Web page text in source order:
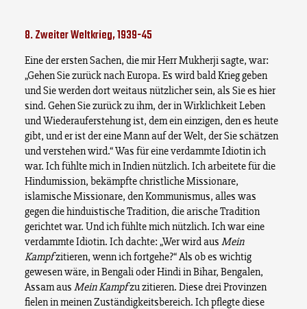
8. Zweiter Weltkrieg, 1939-45
Eine der ersten Sachen, die mir Herr Mukherji sagte, war:
„Gehen Sie zurück nach Europa. Es wird bald Krieg geben
und Sie werden dort weitaus nützlicher sein, als Sie es hier
sind. Gehen Sie zurück zu ihm, der in Wirklichkeit Leben
und Wiederauferstehung ist, dem ein einzigen, den es heute
gibt, und er ist der eine Mann auf der Welt, der Sie schätzen
und verstehen wird.“ Was für eine verdammte Idiotin ich
war. Ich fühlte mich in Indien nützlich. Ich arbeitete für die
Hindumission, bekämpfte christliche Missionare,
islamische Missionare, den Kommunismus, alles was
gegen die hinduistische Tradition, die arische Tradition
gerichtet war. Und ich fühlte mich nützlich. Ich war eine
verdammte Idiotin. Ich dachte: „Wer wird aus Mein
Kampfzitieren, wenn ich fortgehe?“ Als ob es wichtig
gewesen wäre, in Bengali oder Hindi in Bihar, Bengalen,
Assam aus Mein Kampfzu zitieren. Diese drei Provinzen
fielen in meinen Zuständigkeitsbereich. Ich pflegte diese